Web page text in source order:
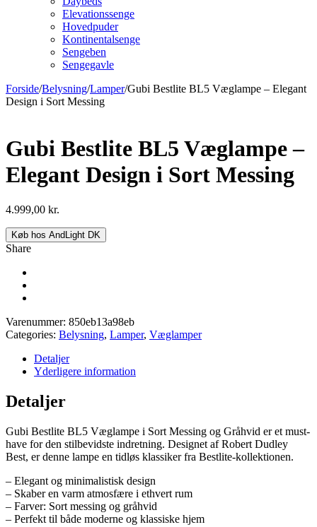
Elevationssenge
Hovedpuder
Kontinentalsenge
Sengeben
Sengegavle
Forside/Belysning/Lamper/Gubi Bestlite BL5 Væglampe – Elegant
Design i Sort Messing
Gubi Bestlite BL5 Væglampe –
Elegant Design i Sort Messing
4.999,00 kr.
Køb hos AndLight DK
Share
Varenummer: 850eb13a98eb
Categories: Belysning, Lamper, Væglamper
Detaljer
Yderligere information
Detaljer
Gubi Bestlite BL5 Væglampe i Sort Messing og Gråhvid er et must-
have for den stilbevidste indretning. Designet af Robert Dudley
Best, er denne lampe en tidløs klassiker fra Bestlite-kollektionen.
– Elegant og minimalistisk design
– Skaber en varm atmosfære i ethvert rum
– Farver: Sort messing og gråhvid
– Perfekt til både moderne og klassiske hjem